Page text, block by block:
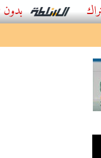
أفضل اشتراك IPTV بدون تقطيع 2026 – دليل المشاهد العصري